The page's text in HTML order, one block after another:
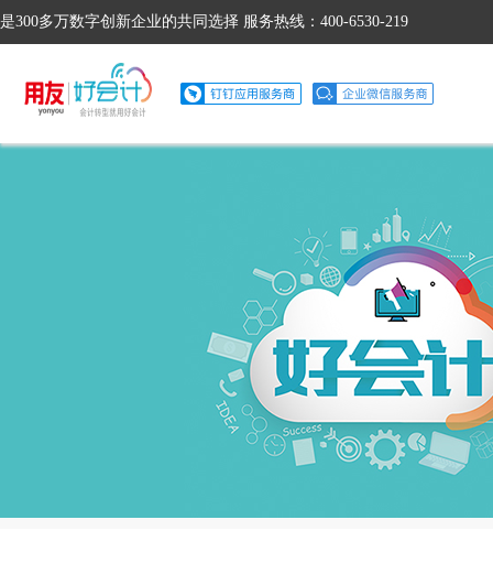
是300多万数字创新企业的共同选择 服务热线：400-6530-219